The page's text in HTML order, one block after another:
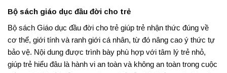
Bộ sách giáo dục đầu đời cho trẻ
Bộ sách Giáo dục đầu đời cho trẻ giúp trẻ nhận thức đúng về
cơ thể, giới tính và ranh giới cá nhân, từ đó nâng cao ý thức tự
bảo vệ. Nội dung được trình bày phù hợp với tâm lý trẻ nhỏ,
giúp trẻ hiểu đâu là hành vi an toàn và không an toàn trong cuộc